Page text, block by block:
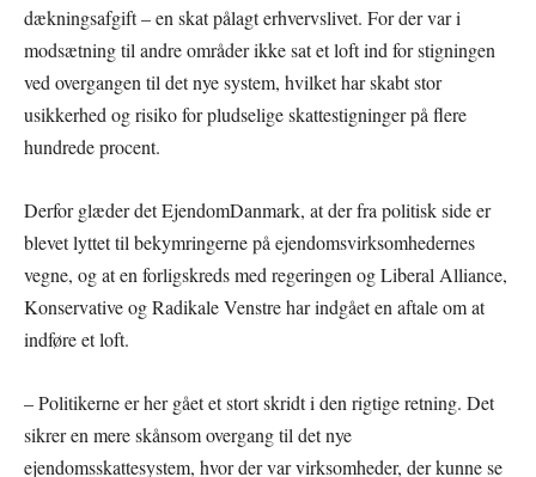
dækningsafgift – en skat pålagt erhvervslivet. For der var i
modsætning til andre områder ikke sat et loft ind for stigningen
ved overgangen til det nye system, hvilket har skabt stor
usikkerhed og risiko for pludselige skattestigninger på flere
hundrede procent.
Derfor glæder det EjendomDanmark, at der fra politisk side er
blevet lyttet til bekymringerne på ejendomsvirksomhedernes
vegne, og at en forligskreds med regeringen og Liberal Alliance,
Konservative og Radikale Venstre har indgået en aftale om at
indføre et loft.
– Politikerne er her gået et stort skridt i den rigtige retning. Det
sikrer en mere skånsom overgang til det nye
ejendomsskattesystem, hvor der var virksomheder, der kunne se